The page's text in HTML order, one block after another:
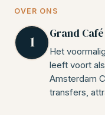
OVER ONS
Grand
Het
leeft voort
Amsterdam
transfers,